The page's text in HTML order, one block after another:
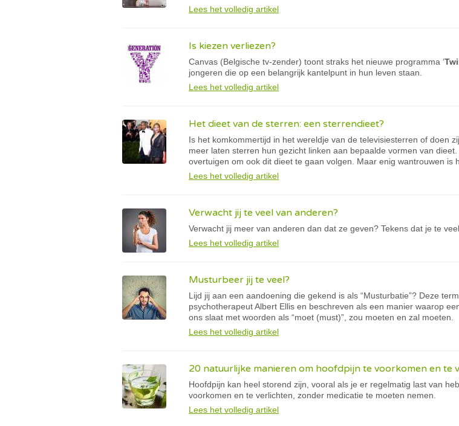
Lees het volledig artikel
Is kiezen verliezen?
Canvas (Belgische tv-zender) toont straks het nieuwe programma ‘
jongeren die op een belangrijk kantelpunt in hun leven staan.
Lees het volledig artikel
Het dieet van de sterren: een sterrendieet?
Is het komkommertijd in het wereldje van de televisiesterren of doen
meer laten sterren hun gezicht linken aan bepaalde vormen van
overtuigen om ook dit dieet te gaan volgen. Maar enig wantrouwen is
Lees het volledig artikel
Verwacht jij te veel van anderen?
Verwacht jij meer van anderen dan dat ze geven? Tekens dat je te
Lees het volledig artikel
Musturbeer jij te veel?
Lijd jij aan een aandoening die gekend is als “Musturbatie”? Deze
psychotherapeut Albert Ellis en beschreven als een manier waarop
ons slaat met woorden als “moet (must)”, zou moeten en zal moeten.
Lees het volledig artikel
20 natuurlijke manieren om hoofdpijn te voorkomen en te
Hoofdpijn kan heel storend zijn, vooral als je er regelmatig last van
voorkomen en te verlichten, zonder medicatie te moeten nemen.
Lees het volledig artikel